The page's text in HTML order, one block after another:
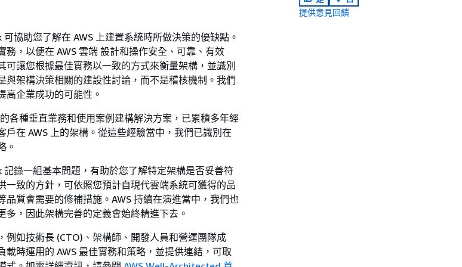
協助您了解在 AWS 上建置系統時所做決策的優缺點。
，以便在 AWS 雲端 設計和操作安全、可靠、有效
可讓您根據最佳實務以一致的方式來衡量架構，並識別
與架構決策相關的建設性討論，而不是稽核機制。我們
高企業成功的可能性。
各種垂直業務和使用案例建構解決方案，已累積多年經
戶在 AWS 上的架構。從這些經驗當中，我們已識別在
。
錄一組基本問題，有助於您了解特定架構是否妥善符
一致的方針，可依照您預計自現代雲端系統可獲得的品
品質會需要的修補措施。AWS 持續在演進當中，我們也
，因此架構完善的定義會始終精進下去。
例如技術長 (CTO)、架構師、開發人員和營運團隊成
載時運用的 AWS 最佳實務和策略，並提供連結，可取
提供意見回饋